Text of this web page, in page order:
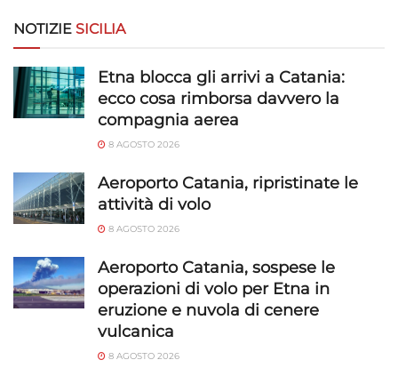
NOTIZIE SICILIA
Etna blocca gli arrivi a Catania:
ecco cosa rimborsa davvero la
compagnia aerea
8 AGOSTO 2026
Aeroporto Catania, ripristinate le
attività di volo
8 AGOSTO 2026
Aeroporto Catania, sospese le
operazioni di volo per Etna in
eruzione e nuvola di cenere
vulcanica
8 AGOSTO 2026